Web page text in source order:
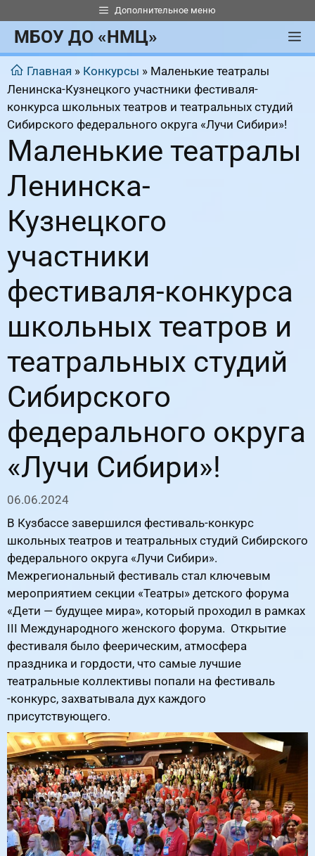
к
содержимому
Дополнительное меню
МБОУ ДО «НМЦ»
Главная » Конкурсы » Маленькие театралы
Ленинска-Кузнецкого участники фестиваля-
конкурса школьных театров и театральных студий
Сибирского федерального округа «Лучи Сибири»!
Маленькие театралы
Ленинска-
Кузнецкого
участники
фестиваля-конкурса
школьных театров и
театральных студий
Сибирского
федерального округа
«Лучи Сибири»!
06.06.2024
В Кузбассе завершился фестиваль-конкурс
школьных театров и театральных студий Сибирского
федерального округа «Лучи Сибири».
Межрегиональный фестиваль стал ключевым
мероприятием секции «Театры» детского форума
«Дети — будущее мира», который проходил в рамках
III Международного женского форума. Открытие
фестиваля было феерическим, атмосфера
праздника и гордости, что самые лучшие
театральные коллективы попали на фестиваль
-конкурс, захватывала дух каждого
присутствующего.